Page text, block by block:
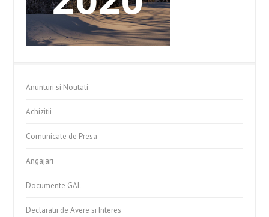
Anunturi si Noutati
Achizitii
Comunicate de Presa
Angajari
Documente GAL
Declaratii de Avere si Interes